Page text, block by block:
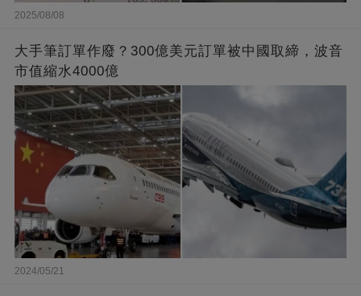
2025/08/08
大手筆訂單作廢？300億美元訂單被中國取締，波音
市值縮水4000億
2024/05/21